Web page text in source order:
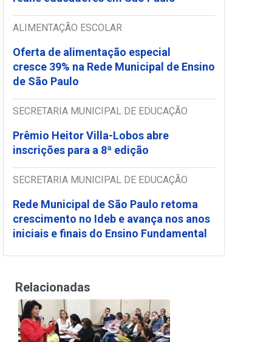
ALIMENTAÇÃO ESCOLAR
Oferta de alimentação especial
cresce 39% na Rede Municipal de Ensino
de São Paulo
SECRETARIA MUNICIPAL DE EDUCAÇÃO
Prêmio Heitor Villa-Lobos abre
inscrições para a 8ª edição
SECRETARIA MUNICIPAL DE EDUCAÇÃO
Rede Municipal de São Paulo retoma
crescimento no Ideb e avança nos anos
iniciais e finais do Ensino Fundamental
Relacionadas